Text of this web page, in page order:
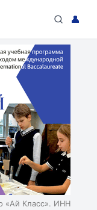
👤
«Ай Класс». ИНН